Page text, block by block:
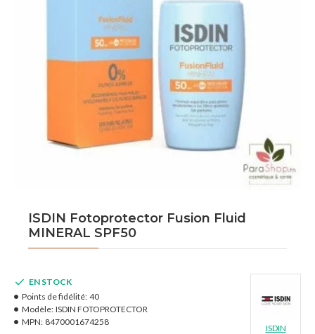
ISDIN Fotoprotector Fusion Fluid
MINERAL SPF50
EN STOCK
Points de fidélité: 40
Modèle: ISDIN FOTOPROTECTOR
MPN: 8470001674258
ISDIN